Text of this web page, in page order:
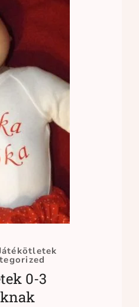
0-3